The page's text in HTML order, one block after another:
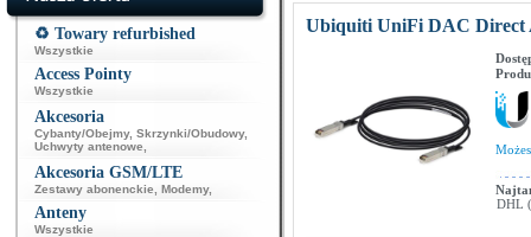
♻️ Towary refurbished
Wszystkie
Access Pointy
Wszystkie
Akcesoria
Cybanty/Obejmy, Skrzynki/Obudowy,
Uchwyty antenowe
Akcesoria GSM/LTE
Zestawy abonenckie Modemy,
Anteny
Wszystkie
Ubiquiti UniFi DAC Direct
DHL